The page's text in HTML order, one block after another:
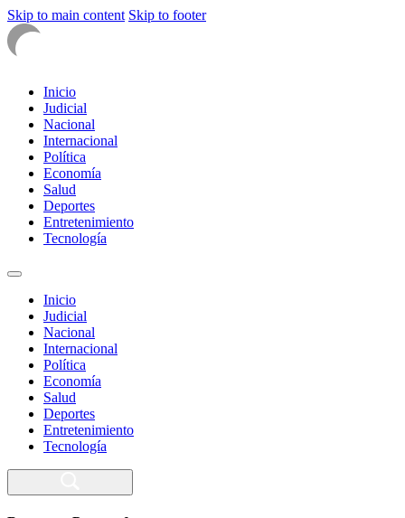
Skip to main content Skip to footer
Inicio
Judicial
Nacional
Internacional
Política
Economía
Salud
Deportes
Entretenimiento
Tecnología
Inicio
Judicial
Nacional
Internacional
Política
Economía
Salud
Deportes
Entretenimiento
Tecnología